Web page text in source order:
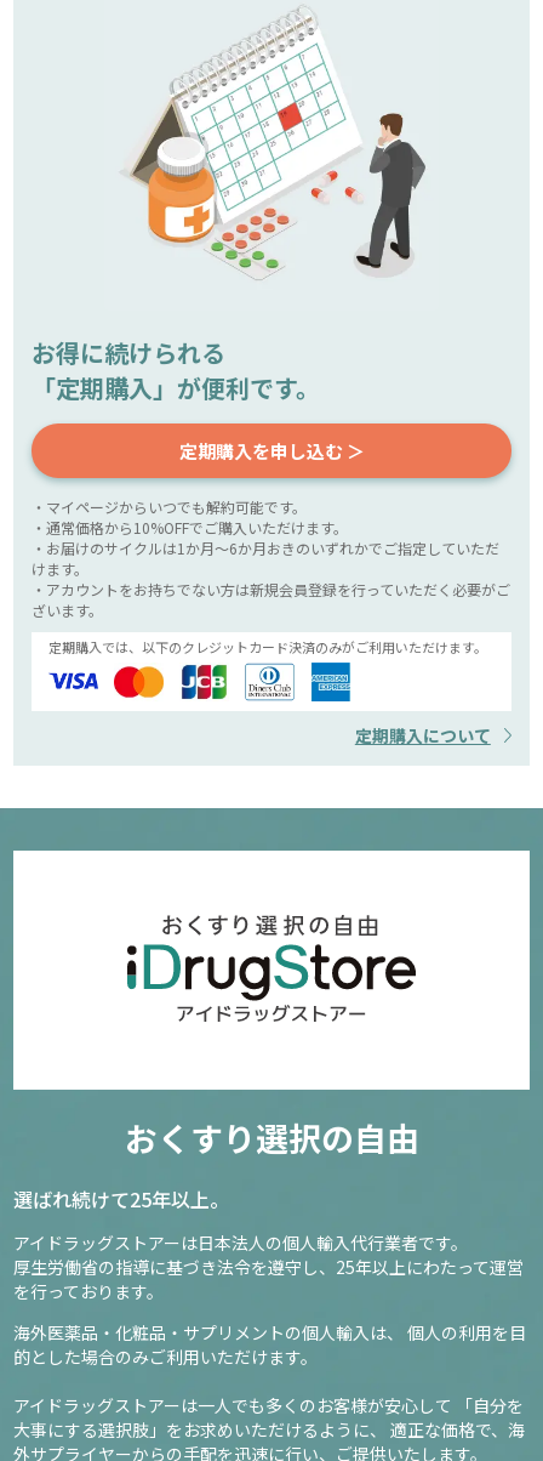
お得に続けられる
「定期購入」が便利です。
定期購入を申し込む ＞
・マイページからいつでも解約可能です。
・通常価格から10%OFFでご購入いただけます。
・お届けのサイクルは1か月～6か月おきのいずれかでご指定していただ
けます。
・アカウントをお持ちでない方は新規会員登録を行っていただく必要がご
ざいます。
定期購入では、以下のクレジットカード決済のみがご利用いただけます。
定期購入について
おくすり選択の自由
選ばれ続けて25年以上。
アイドラッグストアーは日本法人の個人輸入代行業者です。
厚生労働省の指導に基づき法令を遵守し、 25年以上にわたって運営
を行っております。
海外医薬品・化粧品・サプリメントの個人輸入は、 個人の利用を目
的とした場合のみご利用いただけます。
アイドラッグストアーは一人でも多くのお客様が安心して
「自分を
大事にする選択肢」をお求めいただけるように、 適正な価格で、海
外サプライヤーからの手配を迅速に行い、ご提供いたします。